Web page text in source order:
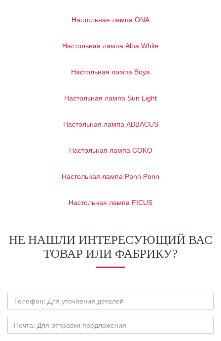
Настольная лампа ONA
Настольная лампа Aloa White
Настольная лампа Boya
Настольная лампа Sun Light
Настольная лампа ABBACUS
Настольная лампа COKO
Настольная лампа Ponn Ponn
Настольная лампа FICUS
НЕ НАШЛИ ИНТЕРЕСУЮЩИЙ ВАС
ТОВАР ИЛИ ФАБРИКУ?